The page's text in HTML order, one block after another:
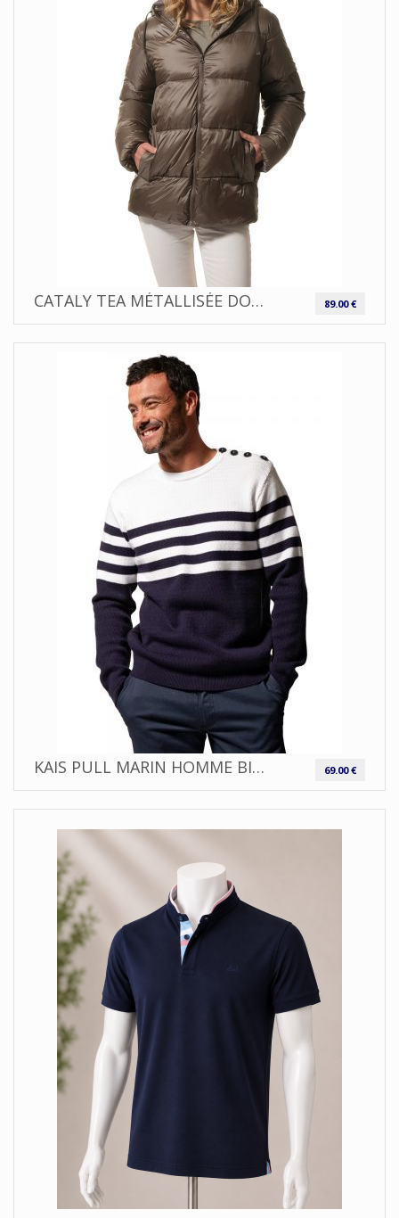
CATALY TEA MÉTALLISÉE DOUDOUNE FEMME ZIPPÉE À CAPUCHE |HUBLOT 89.00 €
KAIS PULL MARIN HOMME BICOLORE EN MAILLE COL ROND |HUBLOT 69.00 €